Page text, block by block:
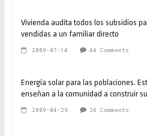
Vivienda audita todos los subsidios
vendidas a un familiar directo
2009-07-14 44 Comments
Energía solar para las poblaciones.
enseñan a la comunidad a construir
2009-04-29 24 Comments